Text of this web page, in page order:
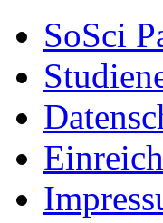
SoSci